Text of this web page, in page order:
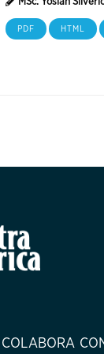
PDF HTML
COLABORA